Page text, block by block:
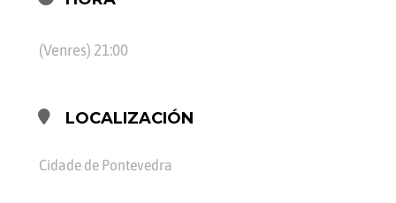
(Venres) 21:00
LOCALIZACIÓN
Cidade de Pontevedra